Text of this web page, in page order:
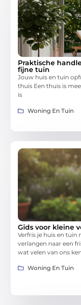
Praktische
fijne tuin
Jouw huis en tuin
thuis Een thuis is
is
Woning En Tuin
Gids voor kleine
Verfris je huis en tuin
verlangen naar een
wat velen van ons
Woning En Tuin